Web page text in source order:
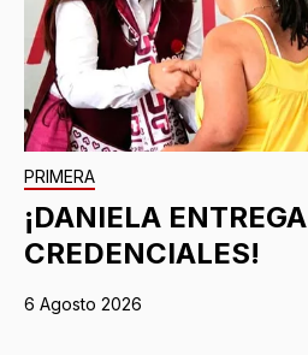
PRIMERA
¡DANIELA ENTREGA
CREDENCIALES!
6 Agosto 2026